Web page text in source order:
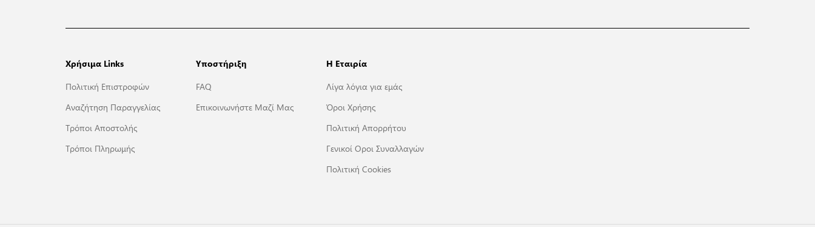
Χρήσιμα Links
Πολιτική Επιστροφών
Αναζήτηση Παραγγελίας
Τρόποι Αποστολής
Τρόποι Πληρωμής
Υποστήριξη
FAQ
Επικοινωνήστε Μαζί Μας
Η Εταιρία
Λίγα λόγια για εμάς
Όροι Χρήσης
Πολιτική Απορρήτου
Γενικοί Οροι Συναλλαγών
Πολιτική Cookies